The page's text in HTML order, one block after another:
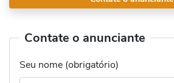
Contate o anunciante
Seu nome (obrigatório)